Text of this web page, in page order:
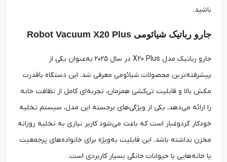
باشید.
جارو رباتیک شیائومی Robot Vacuum X20 Plus
جارو رباتیک مدل X20 Plus در سال ۲۰۲۵ به‌عنوان یکی از
پیشرفته‌ترین محصولات شیائومی معرفی شد. این دستگاه باقدرت
مکش بالا و قابلیت تی‌کشی همزمان، تجربه‌ای کامل از نظافت خانه
را ارائه می‌دهد. یکی از ویژگی‌های برجسته این مدل، سیستم تخلیه
خودکار گردوغبار است که باعث می‌شود کاربر نیازی به تخلیه روزانه
مخزن نداشته باشد. این قابلیت به‌ویژه برای خانواده‌های پرجمعیت
یا خانه‌هایی با حیوانات خانگی بسیار کاربردی است.